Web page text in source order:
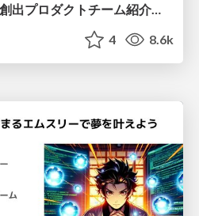
エムスリーエビデンス創出プロダクトチーム紹介資料 / Introduction of M3 Create Evidence Team
4 8.6k